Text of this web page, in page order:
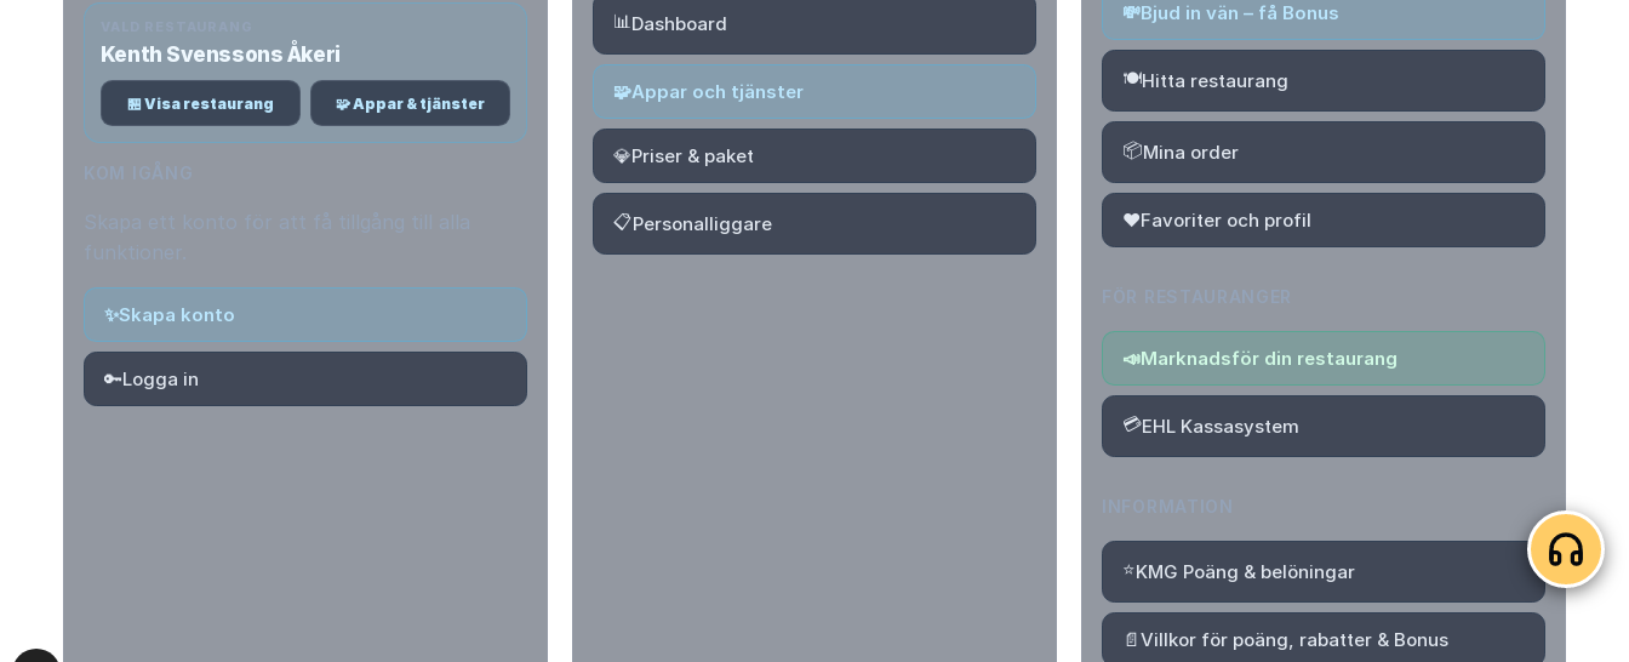
Kenth Svenssons Åkeri
🏪 Visa restaurang 🧩 Appar & tjänster
✨Skapa konto
🔑Logga in
📊Dashboard
🧩Appar och tjänster
💎Priser & paket
📋Personalliggare
💸Bjud in vän – få Bonus
🍽️Hitta restaurang
📦Mina order
❤️Favoriter och profil
📣Marknadsför din restaurang
💳EHL Kassasystem
⭐KMG Poäng & belöningar
📄Villkor för poäng, rabatter & Bonus